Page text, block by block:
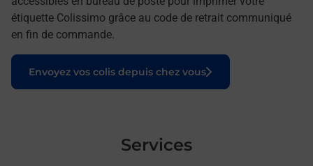
étiquette Colissimo grâce au code de retrait communiqué
en fin de commande.
Envoyez vos colis depuis chez vous
Le lien s'ouvre dans un nouvel onglet
Services